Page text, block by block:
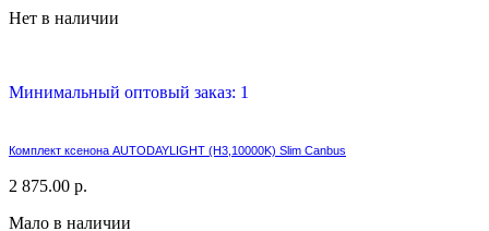
Нет в наличии
Минимальный оптовый заказ: 1
Комплект ксенона AUTODAYLIGHT (H3,10000K) Slim Canbus
2 875.00 р.
Мало в наличии